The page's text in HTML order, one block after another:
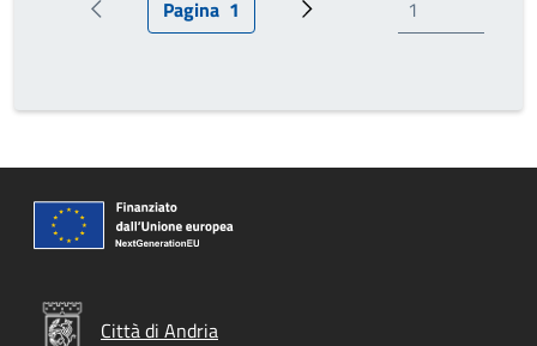
Pagina precedentePagina attuale
Pagina 1 Prossima pagina
Città di Andria